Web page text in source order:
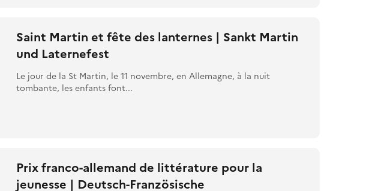
Saint Martin et fête des lanternes | Sankt Martin
und Laternefest
Le jour de la St Martin, le 11 novembre, en Allemagne, à la nuit
tombante, les enfants font...
Prix franco-allemand de littérature pour la
jeunesse | Deutsch-Französische